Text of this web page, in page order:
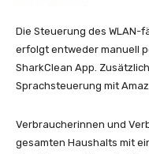
Die Steuerung des
erfolgt entweder manuell
SharkClean App.
Sprachsteuerung mit
Verbraucherinnen und
gesamten Haushalts mit